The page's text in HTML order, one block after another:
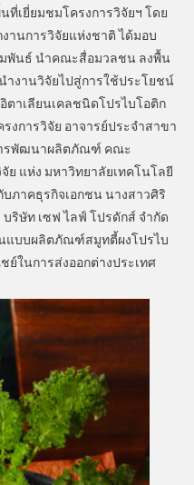
ที่เยี่ยมชมโครงการวิจัยฯ โดย
านการวิจัยแห่งชาติ ได้มอบ
พันธ์ นำคณะสื่อมวลชน ลงพื้น
ำงานวิจัยไปสู่การใช้ประโยชน์
าเลียนเคลชนิดโปรไบโอติก
งการวิจัย อาจารย์ประจำสาขา
ารพัฒนาผลิตภัณฑ์ คณะ
แห่ง มหาวิทยาลัยเทคโนโลยี
ภาคธุรกิจเอกชน นางสาวศิริ
ริษัท เซฟ ไลฟ์ โปรดักส์ จำกัด
แบบผลิตภัณฑ์สมูทตี้ผงโปรไบ
ย์ในการส่งออกต่างประเทศ